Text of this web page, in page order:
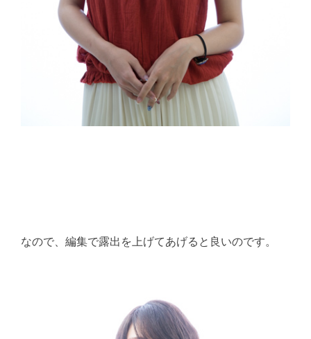
なので、編集で露出を上げてあげると良いのです。